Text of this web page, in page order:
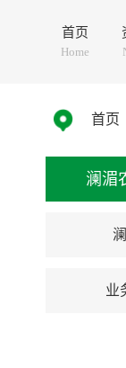
首页
Home
首页
澜湄
业